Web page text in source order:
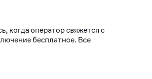
когда оператор свяжется с
бесплатное. Все